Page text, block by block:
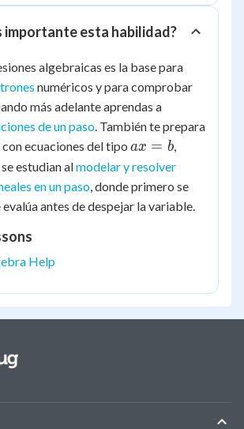
importante esta habilidad?
algebraicas es la base para
numéricos y para comprobar
más adelante aprendas a
de un paso . También te prepara
ecuaciones del tipo ax
=
b
ax = b,
estudian almodelar y resolver
en un paso , donde primero se
antes de despejar la variable.
Help